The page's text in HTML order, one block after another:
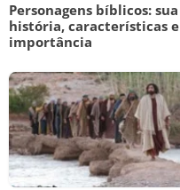
Personagens bíblicos: sua
história, características e
importância